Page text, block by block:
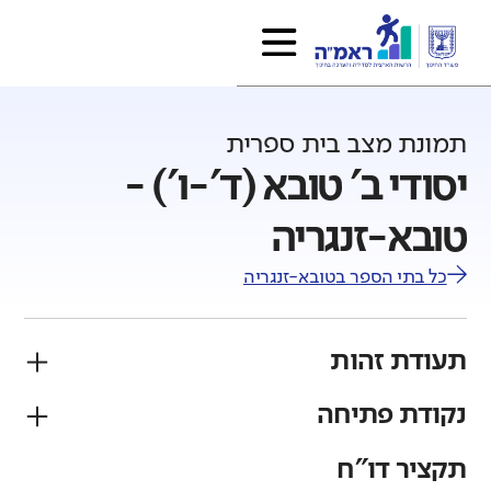
תמונת מצב בית ספרית
יסודי ב' טובא (ד'-ו') -
טובא-זנגריה
כל בתי הספר בטובא-זנגריה
תעודת זהות
פיקוח
נקודת פתיחה
תקציר דו"ח